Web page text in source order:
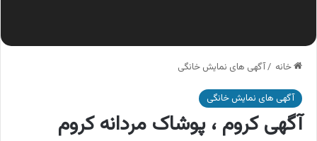
خانه /آگهی های نمایش خانگی
آگهی های نمایش خانگی
آگهی کروم ، پوشاک مردانه کروم